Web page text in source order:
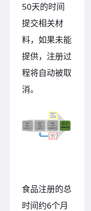
50天的时间
提交相关材
料，如果未能
提供，注册过
程将自动被取
消。
食品注册的总
时间约6个月